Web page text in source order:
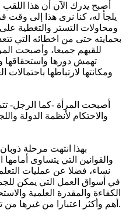
أصبح يدرك الآن أن هذا
يلجأ له، كنا نرى هذا إلى
ومحاولات التستر والتغطية
بحمايته حتى من اخطائه التي
للقبهم جميعا، وأصبحت
تهمش دورها واستحقاقها
ومكانتها لارتباطها باحتمالات
أصبحت المرأة -كما الرجل-
والاحتكام لأنظمة الدولة
بهذا انتهت مرحلة
والقوانين التي يتساوى أمامها
نساء، فضلا عن عمليات
في أسواق العمل التي يمكن
الكفاءة والمقدرة العلمية
أهم وأكثر اعتبارا من غيرها من تجمعات اجتماعية أو مذهبية أو قبلية.